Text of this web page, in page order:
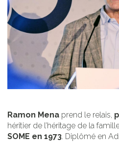
Ramon Mena prend le relais,
héritier de l’héritage de la
SOME en 1973. Diplômé en